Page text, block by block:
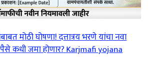
मोठी घोषणा! दत्तात्रय भरणे यांचा नवा
पैसे कधी जमा होणार? Karjmafi yojana